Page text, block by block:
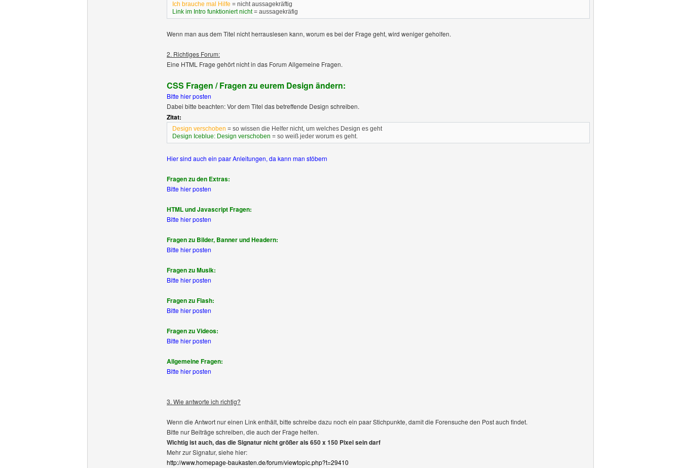
Ich brauche mal Hilfe = nicht aussagekräftig
Link im Intro funktioniert nicht= aussagekräfig
Wenn man aus dem Titel nicht herrauslesen kann, worum es bei der Frage geht, wird weniger geholfen.
2. Richtiges Forum:
Eine HTML Frage gehört nicht in das Forum Allgemeine Fragen.
CSS Fragen / Fragen zu eurem Design ändern:
Bitte hier posten
Dabei bitte beachten: Vor dem Titel das betreffende Design schreiben.
Zitat:
Design verschoben = so wissen die Helfer nicht, um welches Design es geht
Design Iceblue: Design verschoben = so weiß jeder worum es geht.
Hier sind auch ein paar Anleitungen, da kann man stöbern
Fragen zu den Extras:
Bitte hier posten
HTML und Javascript Fragen:
Bitte hier posten
Fragen zu Bilder, Banner und Headern:
Bitte hier posten
Fragen zu Musik:
Bitte hier posten
Fragen zu Flash:
Bitte hier posten
Fragen zu Videos:
Bitte hier posten
Allgemeine Fragen:
Bitte hier posten
3. Wie antworte ich richtig?
Wenn die Antwort nur einen Link enthält, bitte schreibe dazu noch ein paar Stichpunkte, damit die Forensuche den Post auch findet.
Bitte nur Beiträge schreiben, die auch der Frage helfen.
Wichtig ist auch, das die Signatur nicht größer als 650 x 150 Pixel sein darf
Mehr zur Signatur, siehe hier:
http://www.homepage-baukasten.de/forum/viewtopic.php?t=29410